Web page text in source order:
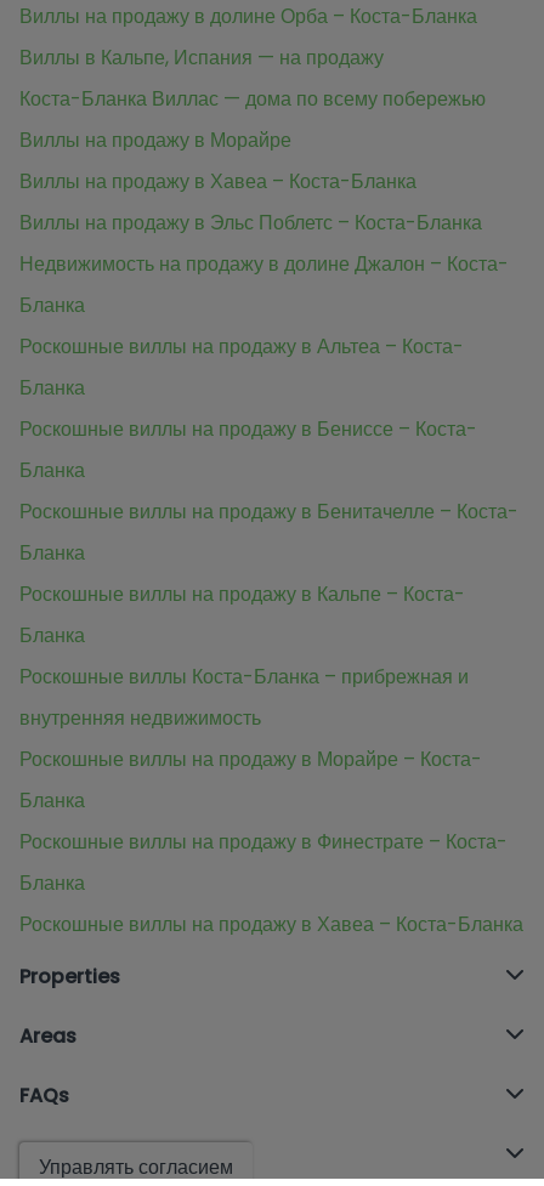
Виллы на продажу в долине Орба – Коста-Бланка
Виллы в Кальпе, Испания — на продажу
Коста-Бланка Виллас — дома по всему побережью
Виллы на продажу в Морайре
Виллы на продажу в Хавеа – Коста-Бланка
Виллы на продажу в Эльс Поблетс – Коста-Бланка
Недвижимость на продажу в долине Джалон – Коста-
Бланка
Роскошные виллы на продажу в Альтеа – Коста-
Бланка
Роскошные виллы на продажу в Бениссе – Коста-
Бланка
Роскошные виллы на продажу в Бенитачелле – Коста-
Бланка
Роскошные виллы на продажу в Кальпе – Коста-
Бланка
Роскошные виллы Коста-Бланка – прибрежная и
внутренняя недвижимость
Роскошные виллы на продажу в Морайре – Коста-
Бланка
Роскошные виллы на продажу в Финестрате – Коста-
Бланка
Роскошные виллы на продажу в Хавеа – Коста-Бланка
Properties
Areas
FAQs
Offices
Управлять согласием